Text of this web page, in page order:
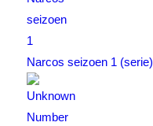
Narcos seizoen 1 (serie)